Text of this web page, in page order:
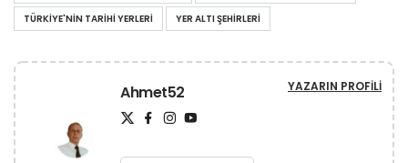
TÜRKIYE'NIN TARIHI YERLERI
YER ALTI ŞEHIRLERI
Ahmet52 YAZARIN PROFILI